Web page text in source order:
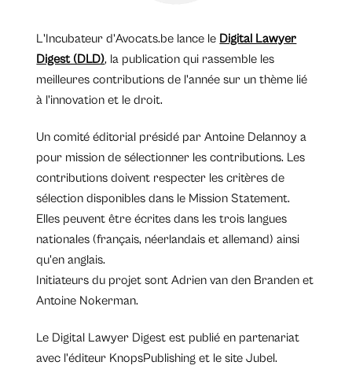
L'Incubateur d'Avocats.be lance le Digital Lawyer
Digest (DLD), la publication qui rassemble les
meilleures contributions de l'année sur un thème lié
à l'innovation et le droit.
Un comité éditorial présidé par Antoine Delannoy a
pour mission de sélectionner les contributions. Les
contributions doivent respecter les critères de
sélection disponibles dans le Mission Statement.
Elles peuvent être écrites dans les trois langues
nationales (français, néerlandais et allemand) ainsi
qu'en anglais.
Initiateurs du projet sont Adrien van den Branden et
Antoine Nokerman.
Le Digital Lawyer Digest est publié en partenariat
avec l'éditeur KnopsPublishing et le site Jubel.